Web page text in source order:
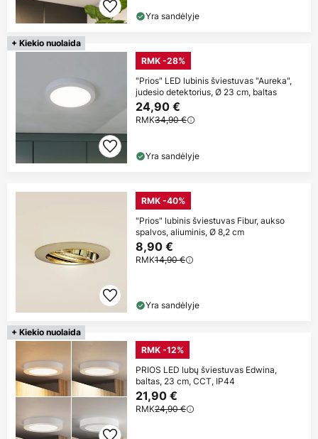
Yra sandėlyje
+ Kiekio nuolaida
RMK -28%
"Prios" LED lubinis šviestuvas "Aureka",
judesio detektorius, Ø 23 cm, baltas
24,90 €
RMK34,90 €
Yra sandėlyje
RMK -40%
"Prios" lubinis šviestuvas Fibur, aukso
spalvos, aliuminis, Ø 8,2 cm
8,90 €
RMK14,90 €
Yra sandėlyje
+ Kiekio nuolaida
RMK -12%
PRIOS LED lubų šviestuvas Edwina,
baltas, 23 cm, CCT, IP44
21,90 €
RMK24,90 €